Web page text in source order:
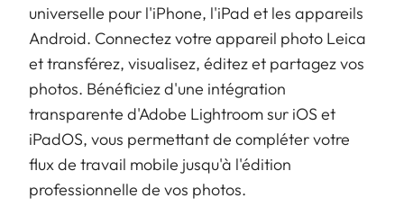
universelle pour l'iPhone, l'iPad et les appareils
Android. Connectez votre appareil photo Leica
et transférez, visualisez, éditez et partagez vos
photos. Bénéficiez d'une intégration
transparente d'Adobe Lightroom sur iOS et
iPadOS, vous permettant de compléter votre
flux de travail mobile jusqu'à l'édition
professionnelle de vos photos.